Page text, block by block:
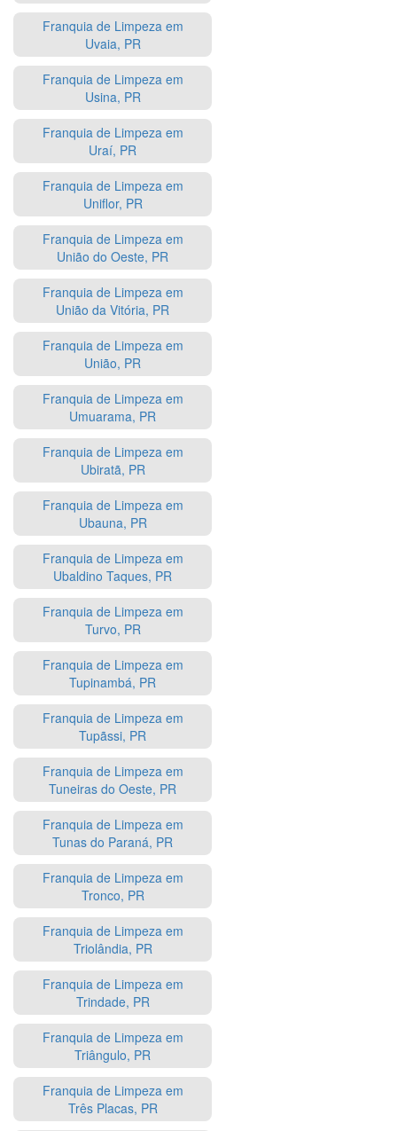
Franquia de Limpeza em
Uvaia, PR
Franquia de Limpeza em
Usina, PR
Franquia de Limpeza em
Uraí, PR
Franquia de Limpeza em
Uniflor, PR
Franquia de Limpeza em
União do Oeste, PR
Franquia de Limpeza em
União da Vitória, PR
Franquia de Limpeza em
União, PR
Franquia de Limpeza em
Umuarama, PR
Franquia de Limpeza em
Ubiratã, PR
Franquia de Limpeza em
Ubauna, PR
Franquia de Limpeza em
Ubaldino Taques, PR
Franquia de Limpeza em
Turvo, PR
Franquia de Limpeza em
Tupinambá, PR
Franquia de Limpeza em
Tupãssi, PR
Franquia de Limpeza em
Tuneiras do Oeste, PR
Franquia de Limpeza em
Tunas do Paraná, PR
Franquia de Limpeza em
Tronco, PR
Franquia de Limpeza em
Triolândia, PR
Franquia de Limpeza em
Trindade, PR
Franquia de Limpeza em
Triângulo, PR
Franquia de Limpeza em
Três Placas, PR